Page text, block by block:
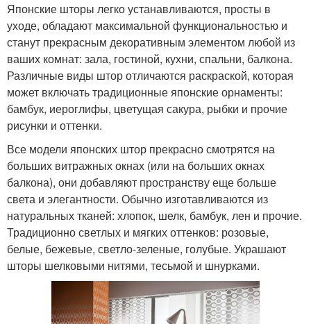
Японские шторы легко устанавливаются, просты в
уходе, обладают максимальной функциональностью и
станут прекрасным декоративным элементом любой из
ваших комнат: зала, гостиной, кухни, спальни, балкона.
Различные виды штор отличаются раскраской, которая
может включать традиционные японские орнаменты:
бамбук, иероглифы, цветущая сакура, рыбки и прочие
рисунки и оттенки.
Все модели японских штор прекрасно смотрятся на
больших витражных окнах (или на больших окнах
балкона), они добавляют пространству еще больше
света и элегантности. Обычно изготавливаются из
натуральных тканей: хлопок, шелк, бамбук, лен и прочие.
Традиционно светлых и мягких оттенков: розовые,
белые, бежевые, светло-зеленые, голубые. Украшают
шторы шелковыми нитями, тесьмой и шнурками.